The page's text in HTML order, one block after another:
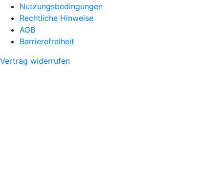
Nutzungsbedingungen
Rechtliche Hinweise
AGB
Barrierefreiheit
Vertrag widerrufen